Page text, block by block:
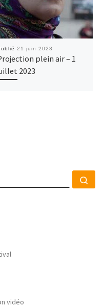
21 juin 2023
plein air – 1
2023
vidéo